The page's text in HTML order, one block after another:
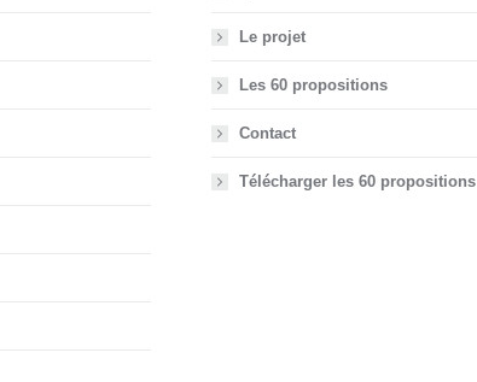
Le projet
Les 60 propositions
Contact
Télécharger les 60 propositions